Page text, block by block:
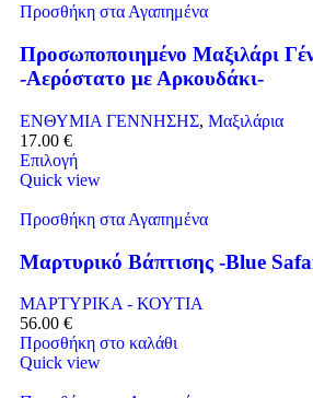
Προσθήκη στα Αγαπημένα
Προσωποποιημένο Μαξιλάρι
-Αερόστατο με Αρκουδάκι-
ΕΝΘΥΜΙΑ ΓΕΝΝΗΣΗΣ, Μαξιλάρια
17.00 €
Επιλογή
Quick view
Προσθήκη στα Αγαπημένα
Μαρτυρικό Βάπτισης -Blue
ΜΑΡΤΥΡΙΚΑ - ΚΟΥΤΙΑ
56.00 €
Προσθήκη στο καλάθι
Quick view